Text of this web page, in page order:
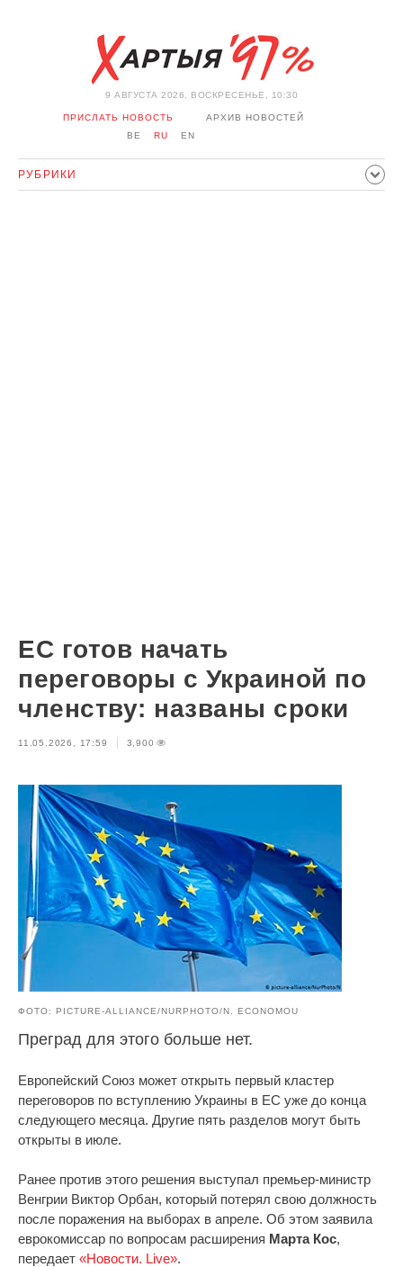
9 АВГУСТА 2026, ВОСКРЕСЕНЬЕ, 10:30
ПРИСЛАТЬ НОВОСТЬ
АРХИВ НОВОСТЕЙ
BE
RU EN
РУБРИКИ
ЕС готов начать
переговоры с Украиной по
членству: названы сроки
11.05.2026, 17:59 3,900
ФОТО: PICTURE-ALLIANCE/NURPHOTO/N. ECONOMOU
Преград для этого больше нет.
Европейский Союз может открыть первый кластер
переговоров по вступлению Украины в ЕС уже до конца
следующего месяца. Другие пять разделов могут быть
открыты в июле.
Ранее против этого решения выступал премьер-министр
Венгрии Виктор Орбан, который потерял свою должность
после поражения на выборах в апреле. Об этом заявила
еврокомиссар по вопросам расширения Марта Кос,
передает «Новости. Live».